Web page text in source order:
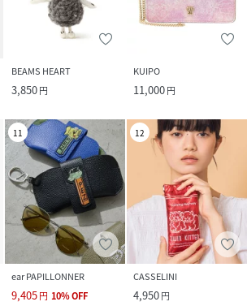
BEAMS HEART
3,850円
KUIPO
11,000円
11
ear PAPILLONNER
9,405円 10%OFF
12
CASSELINI
4,950円